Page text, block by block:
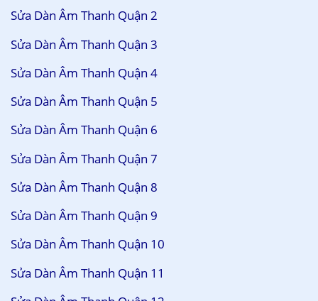
Sửa Dàn Âm Thanh Quận 2
Sửa Dàn Âm Thanh Quận 3
Sửa Dàn Âm Thanh Quận 4
Sửa Dàn Âm Thanh Quận 5
Sửa Dàn Âm Thanh Quận 6
Sửa Dàn Âm Thanh Quận 7
Sửa Dàn Âm Thanh Quận 8
Sửa Dàn Âm Thanh Quận 9
Sửa Dàn Âm Thanh Quận 10
Sửa Dàn Âm Thanh Quận 11